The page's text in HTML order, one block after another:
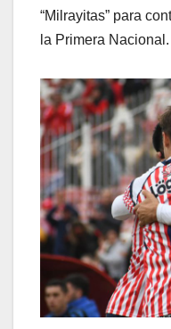
“Milrayitas” para
la Primera Nacional.